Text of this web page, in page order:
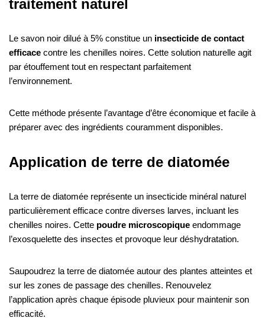
traitement naturel
Le savon noir dilué à 5% constitue un insecticide de contact
efficace contre les chenilles noires. Cette solution naturelle agit
par étouffement tout en respectant parfaitement
l’environnement.
Cette méthode présente l’avantage d’être économique et facile à
préparer avec des ingrédients couramment disponibles.
Application de terre de diatomée
La terre de diatomée représente un insecticide minéral naturel
particulièrement efficace contre diverses larves, incluant les
chenilles noires. Cette poudre microscopique endommage
l’exosquelette des insectes et provoque leur déshydratation.
Saupoudrez la terre de diatomée autour des plantes atteintes et
sur les zones de passage des chenilles. Renouvelez
l’application après chaque épisode pluvieux pour maintenir son
efficacité.